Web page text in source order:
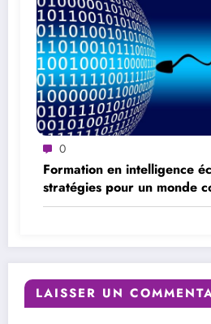
0
Formation en intelligence
stratégies pour un monde
LAISSER UN